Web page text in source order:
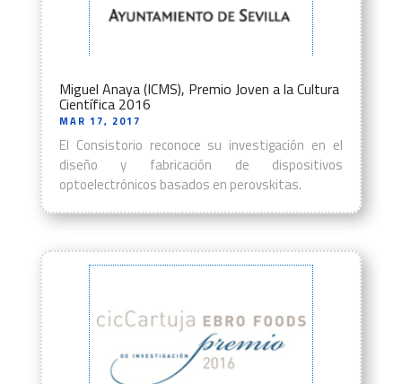
Miguel Anaya (ICMS), Premio Joven a la Cultura
Científica 2016
MAR 17, 2017
El Consistorio reconoce su investigación en el
diseño y fabricación de dispositivos
optoelectrónicos basados en perovskitas.